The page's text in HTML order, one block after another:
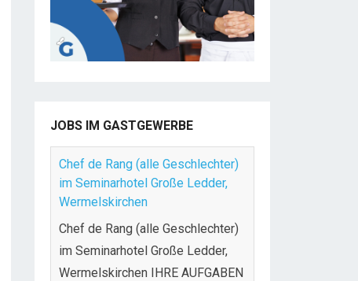
JOBS IM GASTGEWERBE
Chef de Rang (alle Geschlechter)
im Seminarhotel Große Ledder,
Wermelskirchen
Chef de Rang (alle Geschlechter)
im Seminarhotel Große Ledder,
Wermelskirchen IHRE AUFGABEN